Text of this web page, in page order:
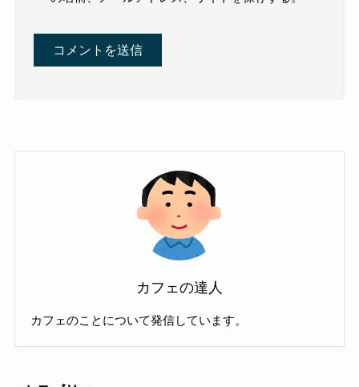
カフェの達人
カフェのことについて発信しています。